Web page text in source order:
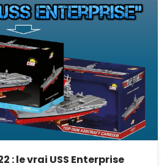
: le vrai USS Enterprise